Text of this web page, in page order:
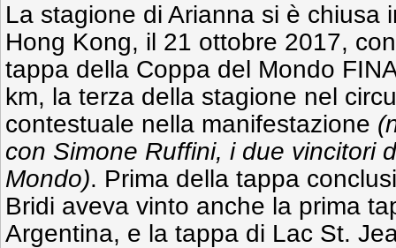
La stagione di Arianna si è chiusa
Hong Kong, il 21 ottobre 2017,
tappa della Coppa del Mondo
km, la terza della stagione nel
contestuale nella manifestazione
con Simone Ruffini, i due vincitori
Mondo). Prima della tappa
Bridi aveva vinto anche la prima
Argentina, e la tappa di Lac St.